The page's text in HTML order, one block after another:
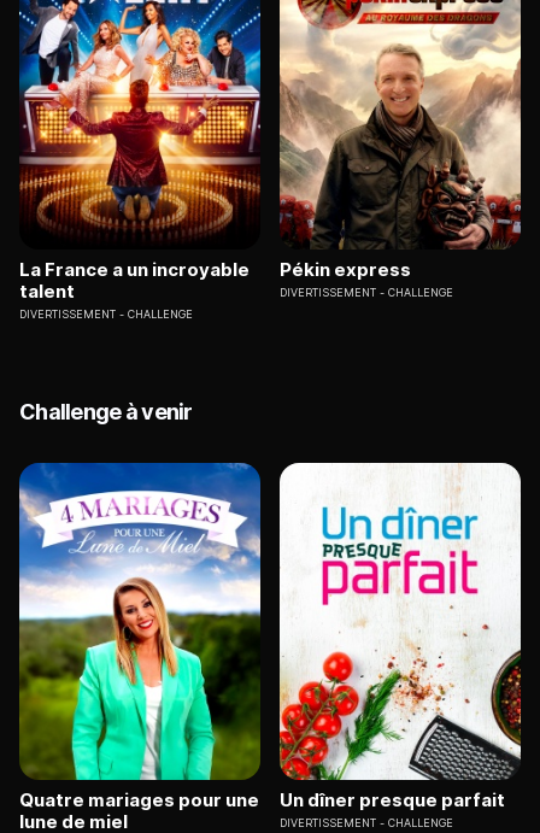
La France a un incroyable
talent
DIVERTISSEMENT CHALLENGE
Pékin express
DIVERTISSEMENT CHALLENGE
Challenge à venir
Quatre mariages pour une
lune de miel
Un dîner presque parfait
DIVERTISSEMENT CHALLENGE